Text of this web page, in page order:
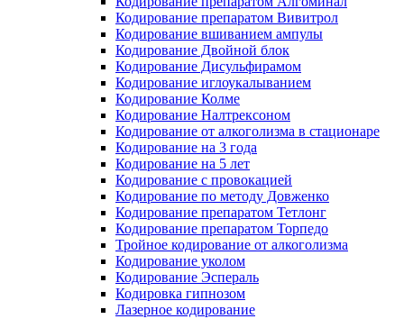
Кодирование препаратом Вивитрол
Кодирование вшиванием ампулы
Кодирование Двойной блок
Кодирование Дисульфирамом
Кодирование иглоукалыванием
Кодирование Колме
Кодирование Налтрексоном
Кодирование от алкоголизма в стационаре
Кодирование на 3 года
Кодирование на 5 лет
Кодирование с провокацией
Кодирование по методу Довженко
Кодирование препаратом Тетлонг
Кодирование препаратом Торпедо
Тройное кодирование от алкоголизма
Кодирование уколом
Кодирование Эспераль
Кодировка гипнозом
Лазерное кодирование